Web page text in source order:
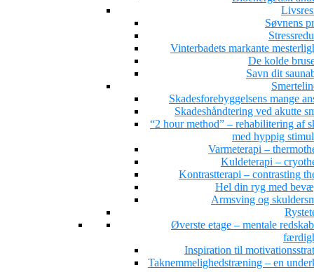
Søvnens
Vinterbadets markante
De kolde
Savn dit
Skadesforebyggelsens mange
Skadeshåndtering ved akutte
“2 hour method” – rehabilitering af
med hyppig
Varmeterapi –
Kuldeterapi –
Kontrastterapi – contrasting
Hel din ryg med
Armsving og
Øverste etage – mentale
Inspiration til
Taknemmelighedstræning – en